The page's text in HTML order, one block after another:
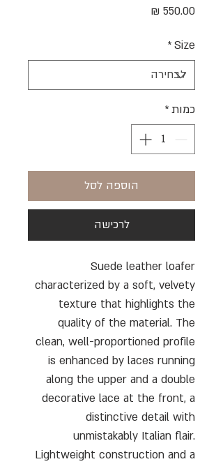
Size
*
כמות*
הוספה לסל
לרכישה
Suede leather loafer
characterized by a soft, velvety
texture that highlights the
quality of the material. The
clean, well-proportioned profile
is enhanced by laces running
along the upper and a double
decorative lace at the front, a
distinctive detail with
unmistakably Italian flair.
Lightweight construction and a